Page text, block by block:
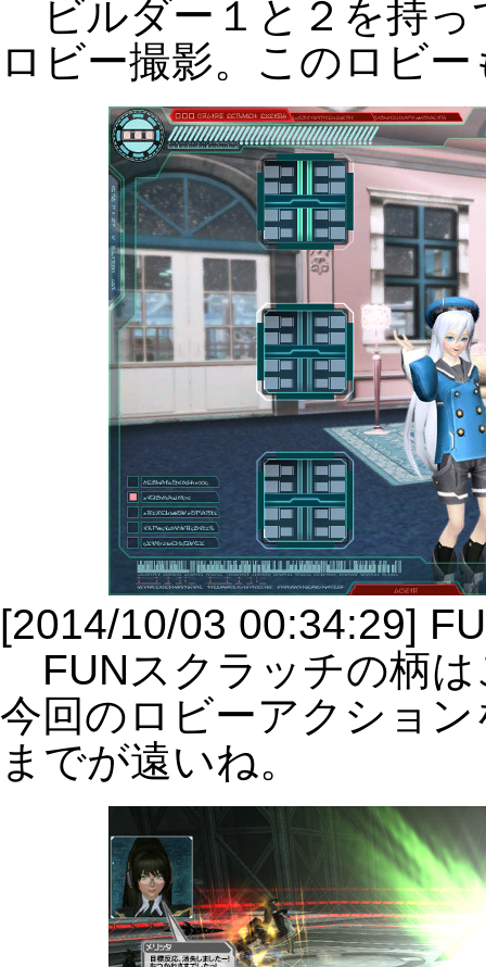
ビルダー１と２を持っ
ロビー撮影。このロビ
[2014/10/03 00:34:29]
FUNスクラッチの柄は
今回のロビーアクショ
までが遠いね。